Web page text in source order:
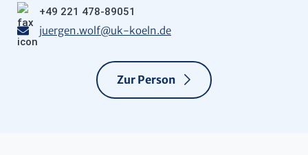
+49 221 478-89051
juergen.wolf@uk-koeln.de
Zur Person